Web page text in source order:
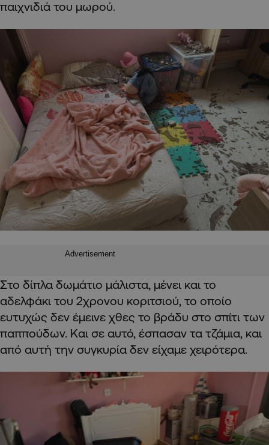
παιχνιδιά του μωρού.
Advertisement
Στο δίπλα δωμάτιο μάλιστα, μένει και το
αδελφάκι του 2χρονου κοριτσιού, το οποίο
ευτυχώς δεν έμεινε χθες το βράδυ στο σπίτι των
παππούδων. Και σε αυτό, έσπασαν τα τζάμια, και
από αυτή την συγκυρία δεν είχαμε χειρότερα.